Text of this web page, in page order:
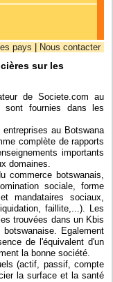
pays | Nous contacter
sur les
de Societe.com au
sont fournies dans les
au Botswana
complète de rapports
importants
domaines.
commerce botswanais,
sociale, forme
mandataires sociaux,
faillite,...). Les
trouvées dans un Kbis
Egalement
de l'équivalent d'un
la bonne société.
(actif, passif, compte
la surface et la santé